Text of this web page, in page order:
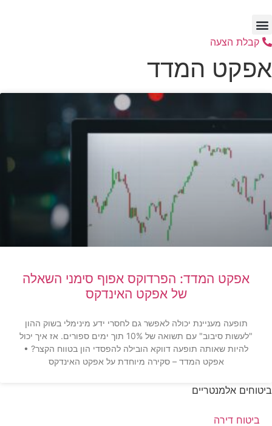
לתוכן
קבלת הצעה
אפקט המדד
אפקט המדד: הפרדוקס אפוף סימני השאלה
של אפקט האינדקס
תופעה מעניינת יכולה לאפשר גם לחסרי ידע מינימלי בשוק ההון
"לעשות סיבוב" עם תשואה של 10% תוך ימים ספורים. אז איך יכול
להיות שאותה תופעה דווקא הובילה להפסדי הון בטווח הקצר? •
אפקט המדד – סקירה מיוחדת על אפקט האינדקס
ביטוחים אלמנטריים
ביטוח דירה